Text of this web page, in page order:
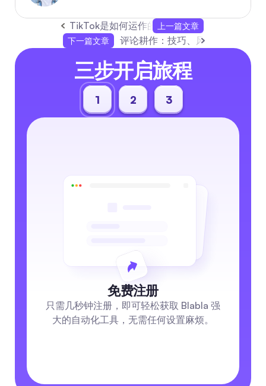
TikTok是如何运作的：启动、创作、走红
上一篇文章
下一篇文章
评论耕作：技巧、风险及真实替代
三步开启旅程
1 2 3
免费注册
只需几秒钟注册，即可轻松获取 Blabla 强
大的自动化工具，无需任何设置麻烦。